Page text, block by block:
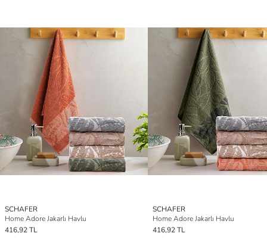
SCHAFER
Home Adore Jakarlı Havlu
416,92 TL
SCHAFER
Home Adore Jakarlı Havlu
416,92 TL